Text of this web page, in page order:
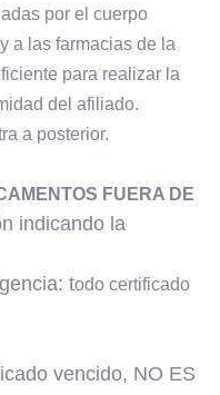
por el cuerpo
a las farmacias de la
para realizar la
del afiliado.
a posterior.
FUERA DE
indicando la
todo certificado
vencido, NO ES